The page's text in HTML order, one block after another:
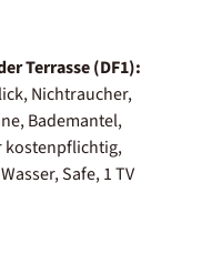
Terrasse (DF1):
Nichtraucher,
Bademantel,
kostenpflichtig,
Safe, 1 TV